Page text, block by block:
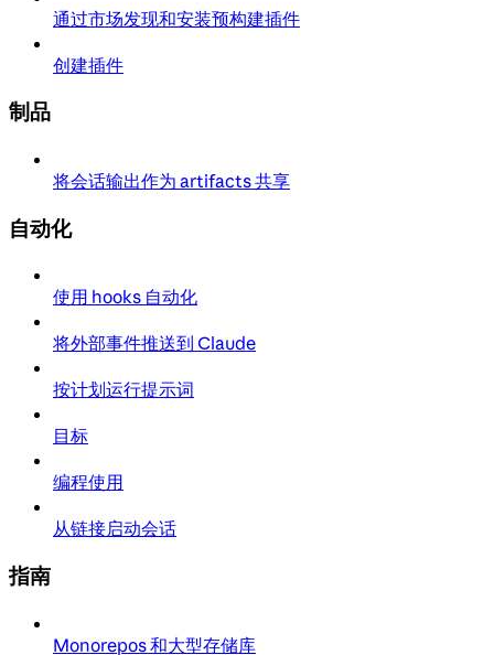
通过市场发现和安装预构建插件
创建插件
制品
将会话输出作为 artifacts 共享
自动化
使用 hooks 自动化
将外部事件推送到 Claude
按计划运行提示词
目标
编程使用
从链接启动会话
指南
Monorepos 和大型存储库